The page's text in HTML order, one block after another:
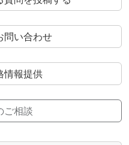
問い合わせ
情報提供
ご相談